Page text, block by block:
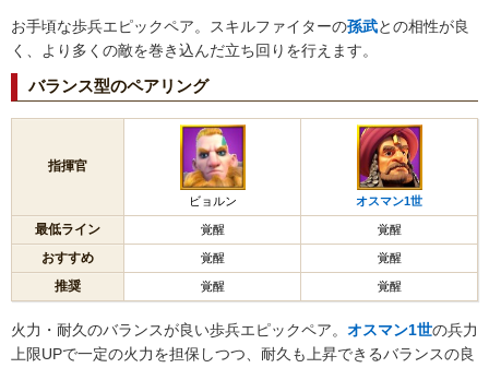
お手頃な歩兵エピックペア。スキルファイターの孫武との相性が良
く、より多くの敵を巻き込んだ立ち回りを行えます。
バランス型のペアリング
指揮官
ビョルン オスマン1世
最低ライン 覚醒 覚醒
おすすめ 覚醒 覚醒
推奨 覚醒 覚醒
火力・耐久のバランスが良い歩兵エピックペア。 オスマン1世の兵力
上限UPで一定の火力を担保しつつ、耐久も上昇できるバランスの良